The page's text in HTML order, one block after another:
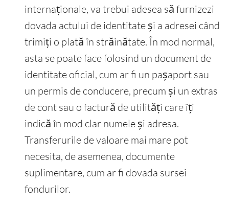
internaționale, va trebui adesea să furnizezi
dovada actului de identitate și a adresei când
trimiți o plată în străinătate. În mod normal,
asta se poate face folosind un document de
identitate oficial, cum ar fi un pașaport sau
un permis de conducere, precum și un extras
de cont sau o factură de utilități care îți
indică în mod clar numele și adresa.
Transferurile de valoare mai mare pot
necesita, de asemenea, documente
suplimentare, cum ar fi dovada sursei
fondurilor.